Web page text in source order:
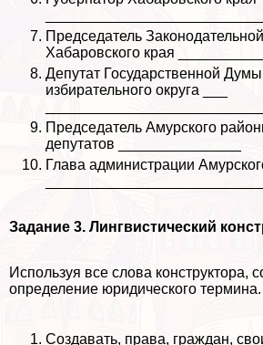
Председатель
Хабаровского края
Депутат Государственной
избирательного округа ___
Председатель Амурского
депутатов _______________
Глава администрации
Задание 3. Лингвистический
Используя все слова конструктора,
определение юридического термина.
Создавать, права, граждан,